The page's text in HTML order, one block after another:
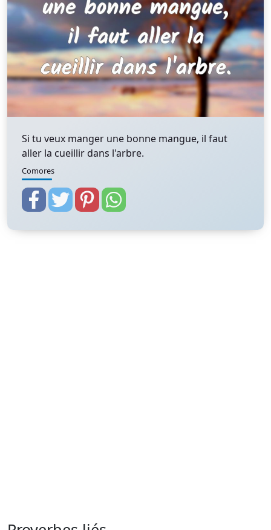
Si tu veux manger une bonne mangue, il faut
aller la cueillir dans l'arbre.
Comores